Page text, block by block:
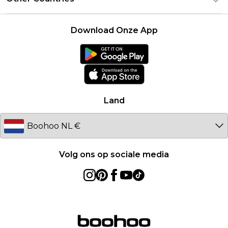
Gebruiksvoorwaarden
Germany
Land
Volg ons op sociale media
Download Onze App